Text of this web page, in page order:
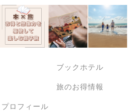
ブックホテル
旅のお得情報
プロフィール